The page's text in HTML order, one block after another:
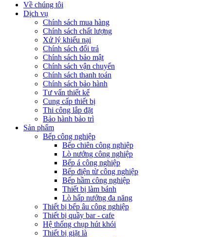
Về chúng tôi
Dịch vụ
Chính sách mua hàng
Chính sách chất lượng
Xử lý khiếu nại
Chính sách đổi trả
Chính sách bảo mật
Chính sách vận chuyển
Chính sách thanh toán
Chính sách bảo hành
Tư vấn thiết kế
Cung cấp thiết bị
Thi công lắp đặt
Bảo hành bảo trì
Sản phẩm
Bếp công nghiệp
Bếp chiên công nghiệp
Lò nướng công nghiệp
Bếp á công nghiệp
Bếp điện từ công nghiệp
Bếp hầm công nghiệp
Thiết bị làm bánh
Lò hấp nướng đa năng
Thiết bị bếp âu công nghiệp
Thiết bị quầy bar - cafe
Hệ thống chụp hút khói
Thiết bị giặt là